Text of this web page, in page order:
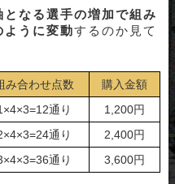
となる選手の増加で組み
ように変動するのか見て
み合わせ点数
購入金額
通り
1,200円
通り
2,400円
通り 3,600円